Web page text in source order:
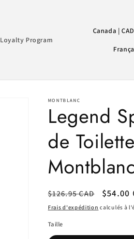
Loyalty Program
P
é
i
o
n
n
u
e
MONTBLANC
Legend
de
Prix
habituel
$126.95 CAD
Prix
$54.00
Frais d'expédition calculés à
Taille